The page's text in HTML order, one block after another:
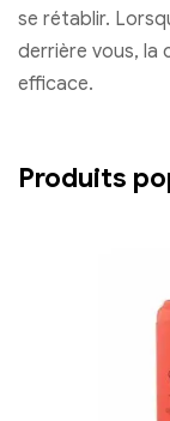
se rétablir.
derrière vous, la
efficace.
Produits